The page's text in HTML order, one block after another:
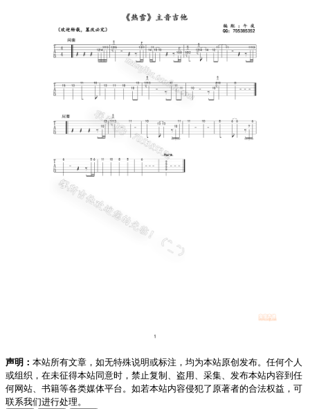
声明： 本站所有文章，如无特殊说明或标注，均为本站原创发布。任何个人
或组织，在未征得本站同意时，禁止复制、盗用、采集、发布本站内容到任
何网站、书籍等各类媒体平台。如若本站内容侵犯了原著者的合法权益，可
联系我们进行处理。